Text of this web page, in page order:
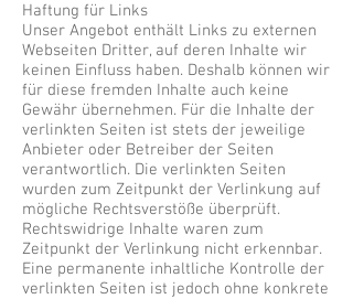
Haftung für Links
Unser Angebot enthält Links zu externen
Webseiten Dritter, auf deren Inhalte wir
keinen Einfluss haben. Deshalb können wir
für diese fremden Inhalte auch keine
Gewähr übernehmen. Für die Inhalte der
verlinkten Seiten ist stets der jeweilige
Anbieter oder Betreiber der Seiten
verantwortlich. Die verlinkten Seiten
wurden zum Zeitpunkt der Verlinkung auf
mögliche Rechtsverstöße überprüft.
Rechtswidrige Inhalte waren zum
Zeitpunkt der Verlinkung nicht erkennbar.
Eine permanente inhaltliche Kontrolle der
verlinkten Seiten ist jedoch ohne konkrete